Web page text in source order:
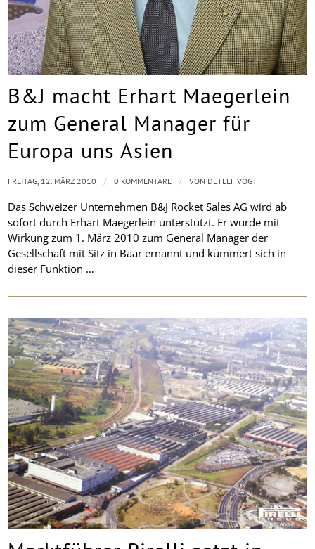
B&J macht Erhart Maegerlein
zum General Manager für
Europa uns Asien
Das Schweizer Unternehmen B&J Rocket Sales AG wird ab
sofort durch Erhart Maegerlein unterstützt. Er wurde mit
Wirkung zum 1. März 2010 zum General Manager der
Gesellschaft mit Sitz in Baar ernannt und kümmert sich in
dieser Funktion …
FREITAG, 12. MÄRZ 2010 / 0 KOMMENTARE / VON DETLEF VOGT